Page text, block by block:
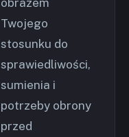
Twojego
stosunku do
sprawiedliwości,
sumienia i
potrzeby obrony
przed